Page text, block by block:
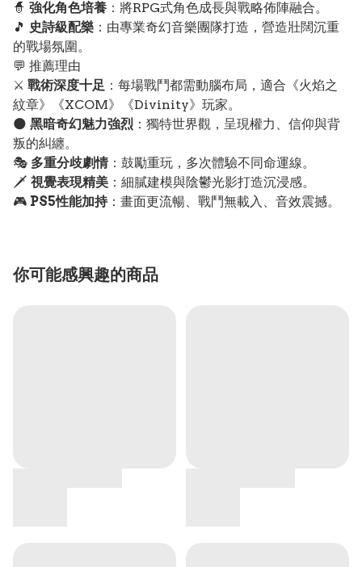
🧙 強化角色培養 ：將RPG式角色成長與戰略佈陣融合。
🎵 史詩級配樂 ：由專業奇幻音樂團隊打造，營造壯闊沉重
的戰場氛圍。
💬 推薦理由
⚔️ 戰術深度十足 ：每場戰鬥都需動腦布局，適合《火焰之
紋章》《XCOM》《Divinity》玩家。
🌑 黑暗奇幻魅力強烈 ：獨特世界觀，呈現權力、信仰與背
叛的糾纏。
🎭 多重分歧劇情：鼓勵重玩，多次體驗不同命運線。
🗡️ 視覺表現精美 ：細膩建模與陰鬱光影打造沉浸感。
🎮 PS5性能加持：畫面更流暢、戰鬥無載入、音效震撼。
你可能感興趣的商品